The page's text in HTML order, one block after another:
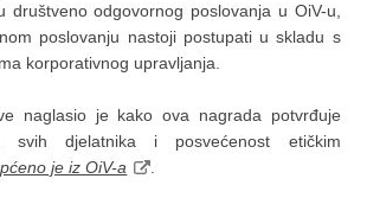
društveno odgovornog poslovanja u OiV-u,
poslovanju nastoji postupati u skladu s
korporativnog upravljanja.
naglasio je kako ova nagrada potvrđuje
svih djelatnika i posvećenost etičkim
je iz OiV-a .